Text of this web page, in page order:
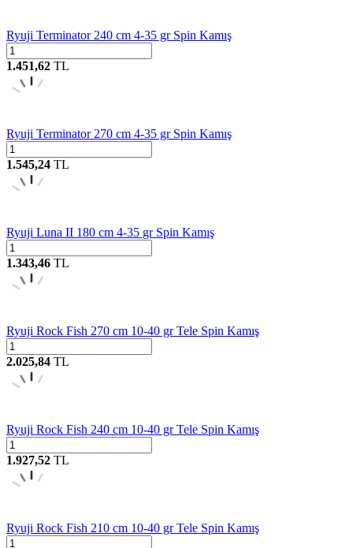
Ryuji Terminator 240 cm 4-35 gr Spin Kamış
1.451,62 TL
Ryuji Terminator 270 cm 4-35 gr Spin Kamış
1.545,24 TL
Ryuji Luna II 180 cm 4-35 gr Spin Kamış
1.343,46 TL
Ryuji Rock Fish 270 cm 10-40 gr Tele Spin Kamış
2.025,84 TL
Ryuji Rock Fish 240 cm 10-40 gr Tele Spin Kamış
1.927,52 TL
Ryuji Rock Fish 210 cm 10-40 gr Tele Spin Kamış